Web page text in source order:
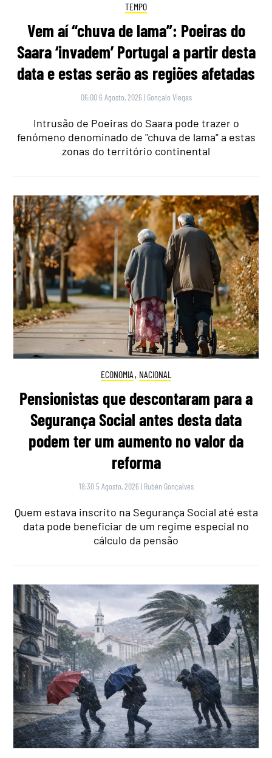
TEMPO
Vem aí “chuva de lama”: Poeiras do
Saara ‘invadem’ Portugal a partir desta
data e estas serão as regiões afetadas
06:00 6 Agosto, 2026 | Gonçalo Viegas
Intrusão de Poeiras do Saara pode trazer o
fenómeno denominado de "chuva de lama" a estas
zonas do território continental
ECONOMIA , NACIONAL
Pensionistas que descontaram para a
Segurança Social antes desta data
podem ter um aumento no valor da
reforma
18:30 5 Agosto, 2026 | Rubén Gonçalves
Quem estava inscrito na Segurança Social até esta
data pode beneficiar de um regime especial no
cálculo da pensão